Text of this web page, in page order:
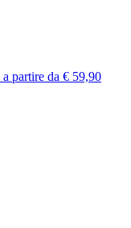
a partire da € 59,90